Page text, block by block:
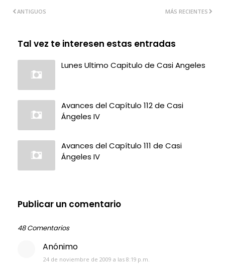
MÁS RECIENTES
ANTIGUOS
Tal vez te interesen estas entradas
Lunes Ultimo Capitulo de Casi Angeles
Avances del Capítulo 112 de Casi
Ángeles IV
Avances del Capítulo 111 de Casi
Ángeles IV
Publicar un comentario
48 Comentarios
Anónimo
24 de noviembre de 2009 a las 8:19 p.m.